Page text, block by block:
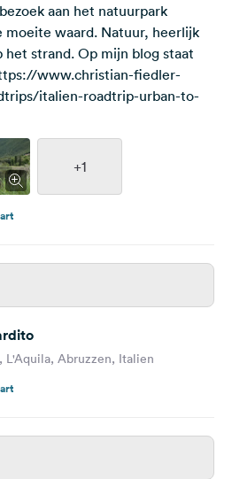
aan het natuurpark
moeite waard. Natuur, heerlijk
strand. Op mijn blog staat
www.christian-fiedler-
italien-roadtrip-urban-to-
+1
L'Aquila, Abruzzen, Italien